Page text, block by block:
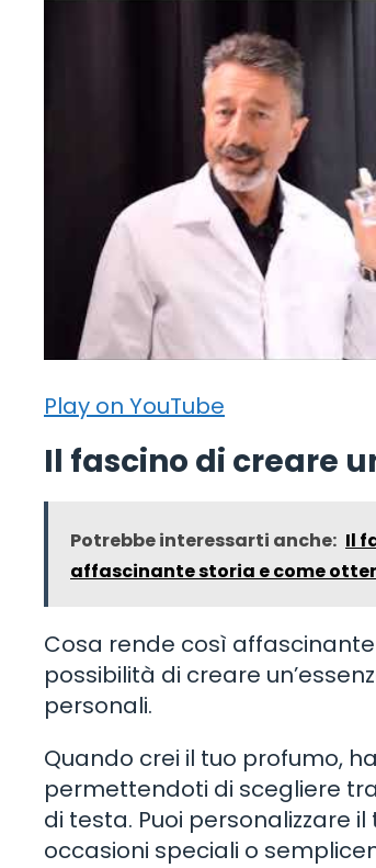
Play on YouTube
Il fascino di creare
Potrebbe interessarti anche: Il
affascinante storia e come
Cosa rende così
possibilità di creare
personali.
Quando crei il tuo profumo,
permettendoti di scegliere
di testa. Puoi personalizzare
occasioni speciali o